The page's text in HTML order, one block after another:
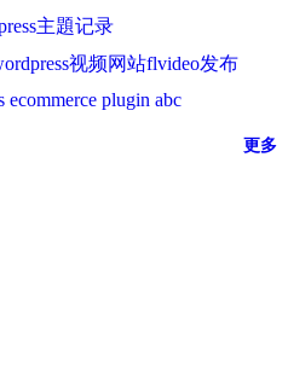
主題记录
视频网站flvideo发布
ecommerce plugin abc
更多